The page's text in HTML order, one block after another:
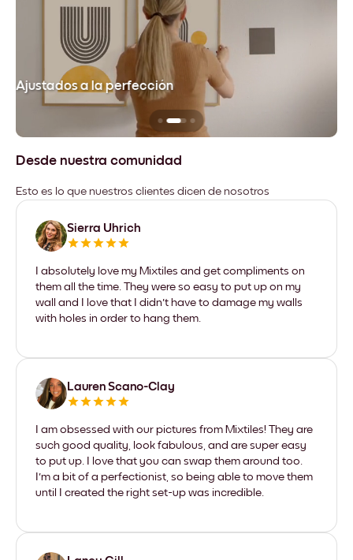
Ajustados a la perfección
Desde nuestra comunidad
Esto es lo que nuestros clientes dicen de nosotros
Sierra Uhrich
I absolutely love my Mixtiles and get compliments on
them all the time. They were so easy to put up on my
wall and I love that I didn't have to damage my walls
with holes in order to hang them.
Lauren Scano-Clay
I am obsessed with our pictures from Mixtiles! They are
such good quality, look fabulous, and are super easy
to put up. I love that you can swap them around too.
I'm a bit of a perfectionist, so being able to move them
until I created the right set-up was incredible.